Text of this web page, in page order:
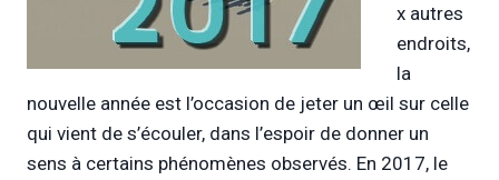
x autres
endroits,
la
nouvelle année est l’occasion de jeter un œil sur celle
qui vient de s’écouler, dans l’espoir de donner un
sens à certains phénomènes observés. En 2017, le